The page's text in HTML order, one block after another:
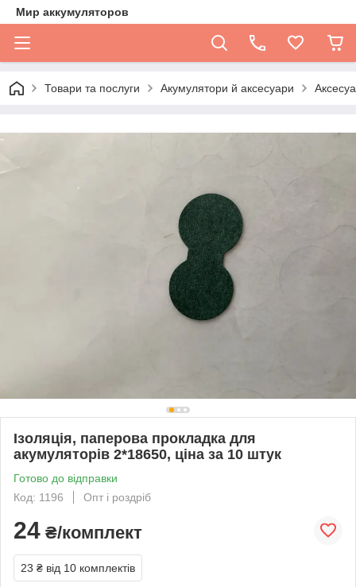
Мир аккумуляторов
Товари та послуги Акумулятори й аксесуари
Ізоляція, паперова прокладка для
акумуляторів 2*18650, ціна за 10 штук
Готово до відправки
Код: 1196
Опт і роздріб
24 ₴/комплект
23 ₴ від 10 комплектів